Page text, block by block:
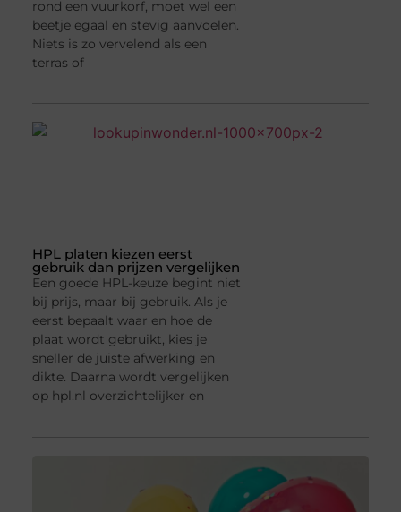
rond een vuurkorf, moet wel een
beetje egaal en stevig aanvoelen.
Niets is zo vervelend als een
terras of
HPL platen kiezen eerst
gebruik dan prijzen vergelijken
Een goede HPL-keuze begint niet
bij prijs, maar bij gebruik. Als je
eerst bepaalt waar en hoe de
plaat wordt gebruikt, kies je
sneller de juiste afwerking en
dikte. Daarna wordt vergelijken
op hpl.nl overzichtelijker en